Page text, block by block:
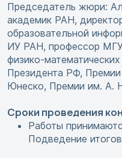
Председатель жюри:
академик РАН,
образовательной
ИУ РАН, профессор
физико-
Президента РФ,
Юнеско, Премии им. А.
Сроки проведения
Работы
Подведение